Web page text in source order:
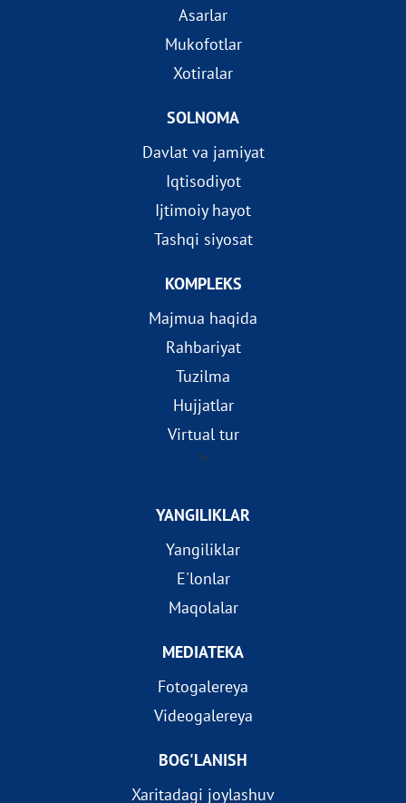
Asarlar
Mukofotlar
Xotiralar
SOLNOMA
Davlat va jamiyat
Iqtisodiyot
Ijtimoiy hayot
Tashqi siyosat
KOMPLEKS
Majmua haqida
Rahbariyat
Tuzilma
Hujjatlar
Virtual tur
?>
YANGILIKLAR
Yangiliklar
E'lonlar
Maqolalar
MEDIATEKA
Fotogalereya
Videogalereya
BOG'LANISH
Xaritadagi joylashuv